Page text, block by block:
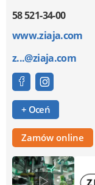
58 521-34-00
www.ziaja.com
z...@ziaja.com
+ Oceń
Zamów online